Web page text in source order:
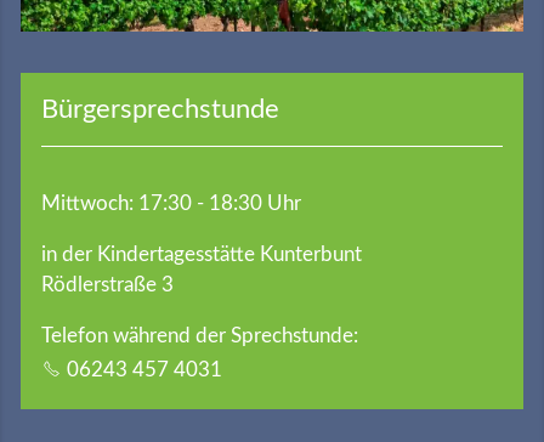
Bürgersprechstunde
Mittwoch: 17:30 - 18:30 Uhr
in der Kindertagesstätte Kunterbunt
Rödlerstraße 3
Telefon während der Sprechstunde:
06243 457 4031